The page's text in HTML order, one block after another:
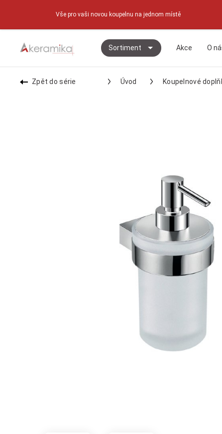
Vše pro vaši novou koupelnu na jednom místě
Sortiment Akce O
Zpět do série Úvod Koupelnové